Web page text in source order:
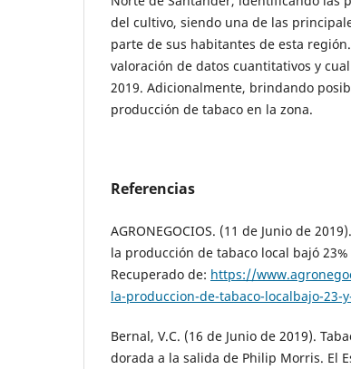
del cultivo, siendo una de las
parte de sus habitantes de esta
valoración de datos cuantitativos y
2019. Adicionalmente, brindando
producción de tabaco en la zona.
Referencias
AGRONEGOCIOS. (11 de Junio de
la producción de tabaco local bajó
Recuperado de: https://
la-produccion-de-tabaco-localbajo-23-
Bernal, V.C. (16 de Junio de 2019).
dorada a la salida de Philip Morris. El